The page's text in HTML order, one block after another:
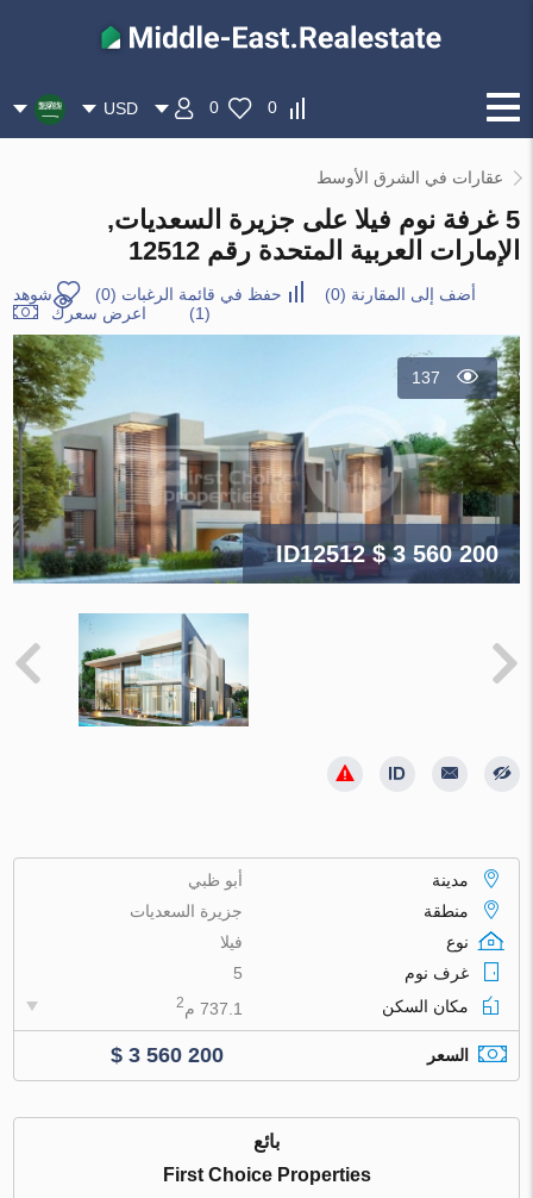
0
0
USD
عقارات في الشرق الأوسط
5 غرفة نوم فيلا على جزيرة السعديات,
الإمارات العربية المتحدة رقم 12512
أضف إلى المقارنة (
0
) حفظ في قائمة الرغبات (
0
)
شوهد
(1)
اعرض سعرك
137
ID12512$ 3 560 200
مدينة
أبو ظبي
منطقة
جزيرة السعديات
نوع
فيلا
غرف نوم
5
مكان السكن
737.1 م 2
السعر $ 3 560 200
بائع
First Choice Properties